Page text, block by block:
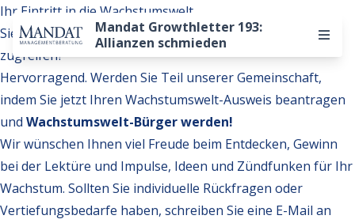
Mandat Growthletter 193:
Allianzen schmieden
Ihr Eintritt in die Wachstumswelt
Sie möchten auf weitere Inhalte der Wachstumswelt
zugreifen?
Hervorragend. Werden Sie Teil unserer Gemeinschaft,
indem Sie jetzt Ihren Wachstumswelt-Ausweis beantragen
und Wachstumswelt-Bürger werden!
Wir wünschen Ihnen viel Freude beim Entdecken, Gewinn
bei der Lektüre und Impulse, Ideen und Zündfunken für Ihr
Wachstum. Sollten Sie individuelle Rückfragen oder
Vertiefungsbedarfe haben, schreiben Sie eine E-Mail an